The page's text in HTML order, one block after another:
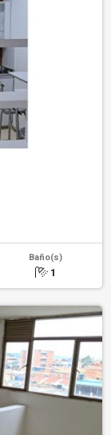
Baño(s)
1